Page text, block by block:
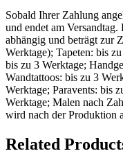
Sobald Ihrer Zahlung
und endet am
abhängig und beträgt zur
Werktage); Tapeten: bis
bis zu 3 Werktage;
Wandtattoos: bis zu 3
Werktage; Paravents: bis
Werktage; Malen nach
wird nach der Produktion
Related